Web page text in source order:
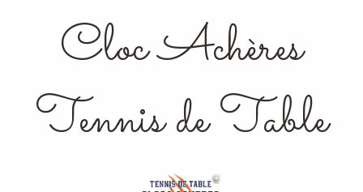
Cloc Achères
Tennis de Table